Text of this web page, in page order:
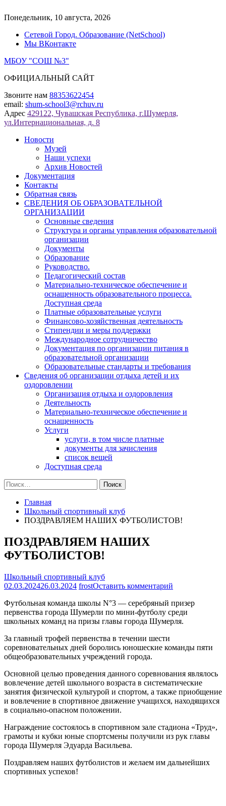
к
Понедельник, 10 августа, 2026
Сетевой Город. Образование (NetSchool)
Мы ВКонтакте
МБОУ "СОШ №3"
ОФИЦИАЛЬНЫЙ САЙТ
Звоните нам 88353622454
email: shum-school3@rchuv.ru
Адрес 429122, Чувашская Республика, г.Шумерля,
ул.Интернациональная, д. 8
Новости
Музей
Наши успехи
Архив Новостей
Документация
Контакты
Обратная связь
СВЕДЕНИЯ ОБ ОБРАЗОВАТЕЛЬНОЙ
ОРГАНИЗАЦИИ
Основные сведения
Структура и органы управления образовательной
организации
Документы
Образование
Руководство.
Педагогический состав
Материально-техническое обеспечение и
оснащенность образовательного процесса.
Доступная среда
Платные образовательные услуги
Финансово-хозяйственная деятельность
Стипендии и меры поддержки
Международное сотрудничество
Документация по организации питания в
образовательной организации
Образовательные стандарты и требования
Сведения об организации отдыха детей и их
оздоровлении
Организация отдыха и оздоровления
Деятельность
Материально-техническое обеспечение и
оснащенность
Услуги
услуги, в том числе платные
документы для зачисления
список вещей
Доступная среда
Найти:
Главная
Школьный спортивный клуб
ПОЗДРАВЛЯЕМ НАШИХ ФУТБОЛИСТОВ!
ПОЗДРАВЛЯЕМ НАШИХ
ФУТБОЛИСТОВ!
Школьный спортивный клуб
02.03.202426.03.2024 frostОставить комментарий
НАШИХ
Футбольная команда школы N°3 — серебряный призер
первенства города Шумерли по мини-футболу среди
школьных команд на призы главы города Шумерля.
За главный трофей первенства в течении шести
соревновательных дней боролись юношеские команды пяти
общеобразовательных учреждений города.
Основной целью проведения данного соревнования являлось
вовлечение детей школьного возраста в систематические
занятия физической культурой и спортом, а также приобщение
и вовлечение в спортивное движение учащихся, находящихся
в социально-опасном положении.
Награждение состоялось в спортивном зале стадиона «Труд»,
грамоты и кубки юные спортсмены получили из рук главы
города Шумерля Эдуарда Васильева.
Поздравляем наших футболистов и желаем им дальнейших
спортивных успехов!